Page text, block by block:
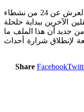
وكان العفو يوم 30 أغسطس بمناسبة عيد العرش عن 24 من نشطاء
الآخرين ببداية حلحلة
جديد أن هذا الملف ما
لإنطلاق شرارة أحداث
Share Facebook